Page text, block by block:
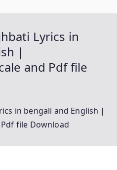
Lyrics in
|
and Pdf file
in bengali and English |
file Download